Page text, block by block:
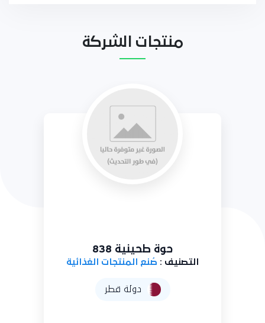
منتجات الشركة
بشكل رقائق أو مطحون 839